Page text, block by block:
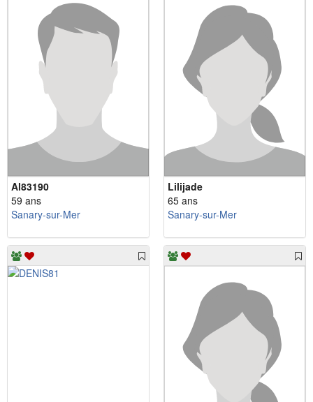
Al83190
59 ans
Sanary-sur-Mer
Lilijade
65 ans
Sanary-sur-Mer